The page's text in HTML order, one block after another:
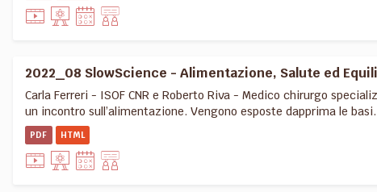
2022_08 SlowScience - Alimentazione, Salute ed
Carla Ferreri - ISOF CNR e Roberto Riva - Medico chirurgo
un incontro sull’alimentazione. Vengono esposte dapprima le
PDF HTML